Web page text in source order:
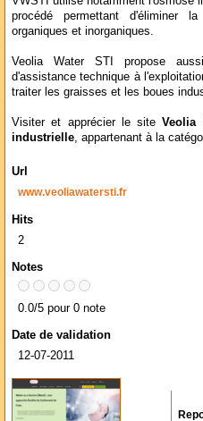
procédé permettant d'éliminer
organiques et inorganiques.
Veolia Water STI propose
d'assistance technique à
traiter les graisses et les boues
Visiter et apprécier le siteVeolia
industrielle, appartenant à la
Url
www.veoliawatersti.fr
Hits
2
Notes
0.0/5 pour 0 note
Date de validation
12-07-2011